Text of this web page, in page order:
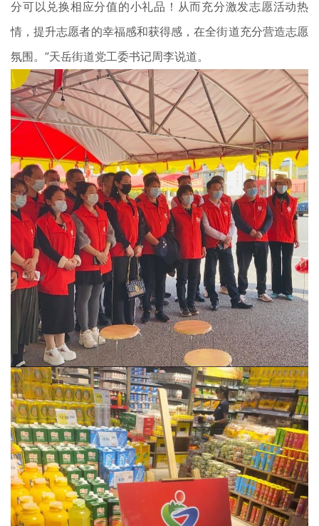
分可以兑换相应分值的小礼品！从而充分激发志愿活动热
情，提升志愿者的幸福感和获得感，在全街道充分营造志愿
氛围。”天岳街道党工委书记周李说道。